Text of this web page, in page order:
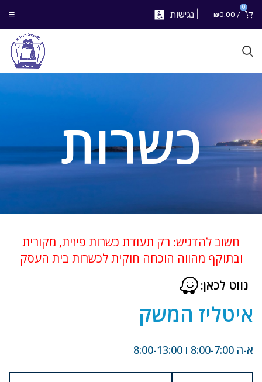
0
/
₪0.00 נגישות
כשרות
חשוב להדגיש: רק תעודת כשרות פיזית, מקורית
ובתוקף מהווה הוכחה חוקית לכשרות בית העסק
נווט לכאן:
איטליז המשק
א-ה 8:00-7:00 ו 8:00-13:00